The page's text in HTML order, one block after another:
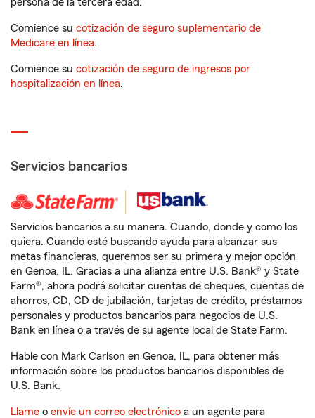
Comience su cotización de seguro suplementario de
Medicare en línea.
Comience su cotización de seguro de ingresos por
hospitalización en línea.
Servicios bancarios
Servicios bancarios a su manera. Cuando, donde y como los
quiera. Cuando esté buscando ayuda para alcanzar sus
metas financieras, queremos ser su primera y mejor opción
en Genoa, IL. Gracias a una alianza entre U.S. Bank® y State
Farm®, ahora podrá solicitar cuentas de cheques, cuentas de
ahorros, CD, CD de jubilación, tarjetas de crédito, préstamos
personales y productos bancarios para negocios de U.S.
Bank en línea o a través de su agente local de State Farm.
Hable con Mark Carlson en Genoa, IL, para obtener más
información sobre los productos bancarios disponibles de
U.S. Bank.
Llame o envíe un correo electrónico a un agente para